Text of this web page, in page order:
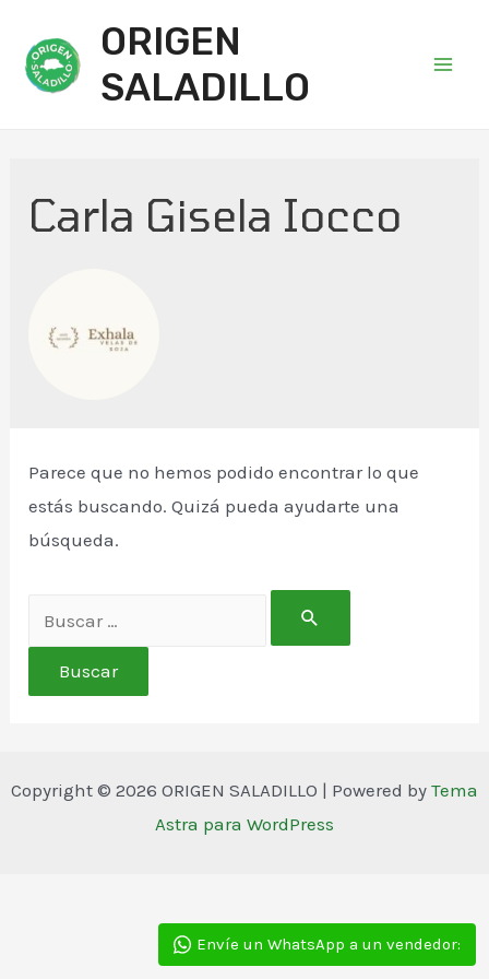
ORIGEN
SALADILLO
Carla Gisela Iocco
Parece que no hemos podido encontrar lo que
estás buscando. Quizá pueda ayudarte una
búsqueda.
Copyright © 2026 ORIGEN SALADILLO | Powered by Tema
Astra para WordPress
Envíe un WhatsApp a un vendedor: